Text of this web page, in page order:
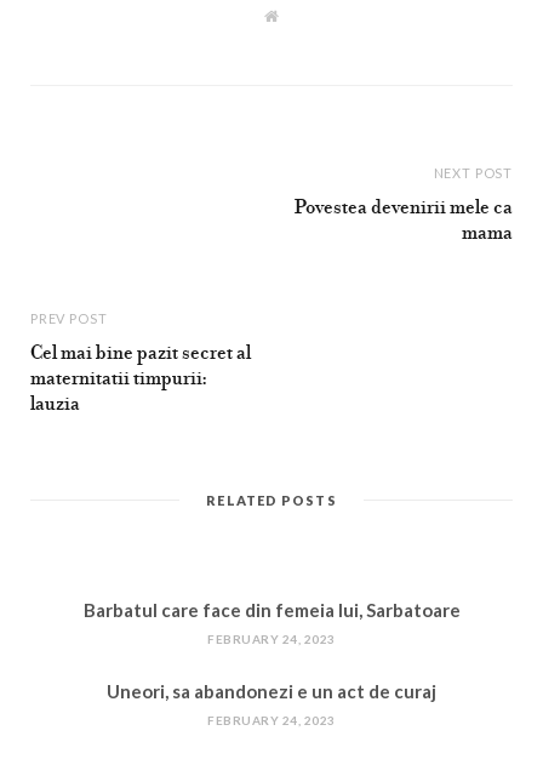
W
PREV POST
Cel mai bine pazit secret al
maternitatii timpurii:
lauzia
NEXT POST
Povestea devenirii mele ca
mama
RELATED POSTS
Barbatul care face din femeia lui, Sarbatoare
FEBRUARY 24, 2023
Uneori, sa abandonezi e un act de curaj
FEBRUARY 24, 2023